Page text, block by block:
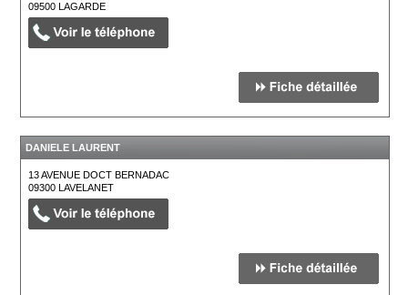
09500LAGARDE
DANIELE LAURENT
13 AVENUE DOCT BERNADAC
09300LAVELANET